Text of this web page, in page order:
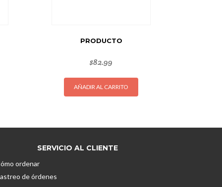
PRODUCTO
$82.99
AÑADIR AL CARRITO
SERVICIO AL CLIENTE
ordenar
de órdenes